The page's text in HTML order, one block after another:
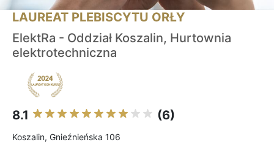
LAUREAT PLEBISCYTU ORŁY
ElektRa - Oddział Koszalin, Hurtownia
elektrotechniczna
8.1 (6)
Koszalin, Gnieźnieńska 106